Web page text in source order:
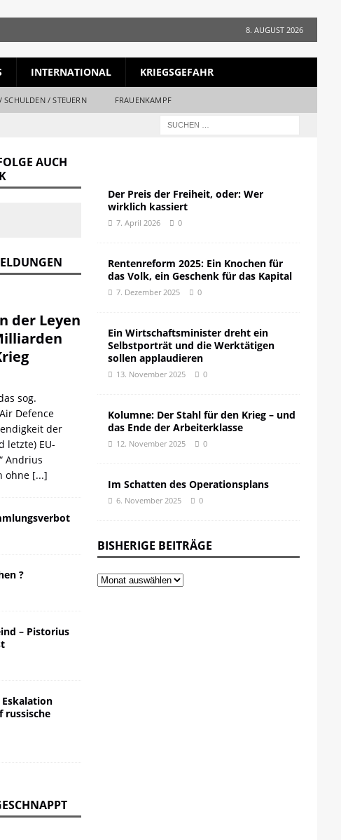
8. AUGUST 2026
INTERNATIONAL KRIEGSGEFAHR
SCHULDEN / STEUERN FRAUENKAMPF
AUCH
der Leyen
sog.
Defence
der
letzte) EU-
Andrius
ohne [...]
?
– Pistorius
russische
Der Preis der Freiheit, oder: Wer
wirklich kassiert
7. April 2026 0
Rentenreform 2025: Ein Knochen für
das Volk, ein Geschenk für das Kapital
7. Dezember 2025 0
Ein Wirtschaftsminister dreht ein
Selbstporträt und die Werktätigen
sollen applaudieren
13. November 2025 0
Kolumne: Der Stahl für den Krieg – und
das Ende der Arbeiterklasse
12. November 2025 0
Im Schatten des Operationsplans
6. November 2025 0
BISHERIGE BEITRÄGE